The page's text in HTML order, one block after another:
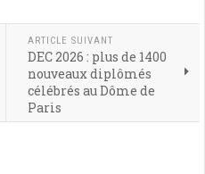
ARTICLE SUIVANT
DEC 2026 : plus de 1400
nouveaux diplômés
célébrés au Dôme de
Paris